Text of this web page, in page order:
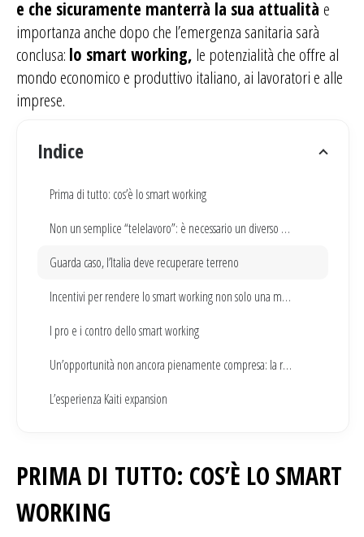
e che sicuramente manterrà la sua attualità e
importanza anche dopo che l’emergenza sanitaria sarà
conclusa: lo smart working, le potenzialità che offre al
mondo economico e produttivo italiano, ai lavoratori e alle
imprese.
Indice
Prima di tutto: cos’è lo smart working
Non un semplice “telelavoro”: è necessario un diverso paradigma
Guarda caso, l’Italia deve recuperare terreno
Incentivi per rendere lo smart working non solo una misura d’emergenza
I pro e i contro dello smart working
Un’opportunità non ancora pienamente compresa: la rivitalizzazione dei territori
L’esperienza Kaiti expansion
PRIMA DI TUTTO: COS’È LO SMART
WORKING